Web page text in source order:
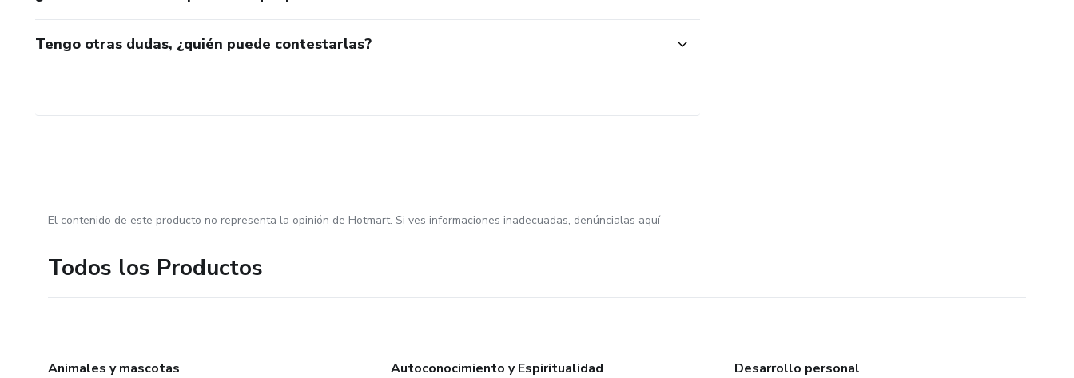
Tengo otras dudas, ¿quién puede contestarlas?
El contenido de este producto no representa la opinión de Hotmart. Si ves informaciones inadecuadas, denúncialas aquí
Todos los Productos
Animales y mascotas
Autoconocimiento y Espiritualidad
Desarrollo personal